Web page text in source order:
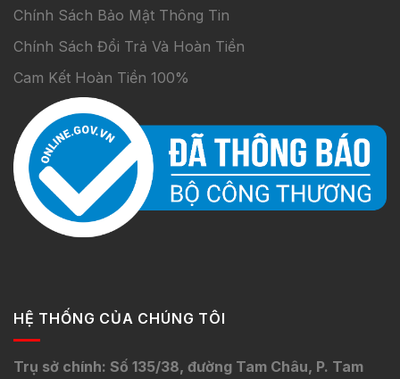
Chính Sách Bảo Mật Thông Tin
Chính Sách Đổi Trả Và Hoàn Tiền
Cam Kết Hoàn Tiền 100%
HỆ THỐNG CỦA CHÚNG TÔI
Trụ sở chính: Số 135/38, đường Tam Châu, P. Tam